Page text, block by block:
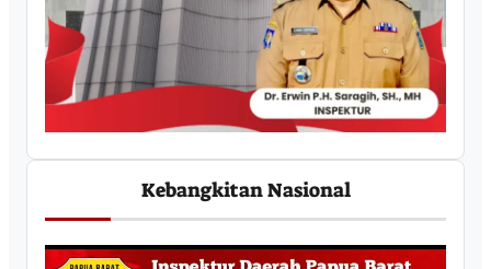
Kebangkitan Nasional